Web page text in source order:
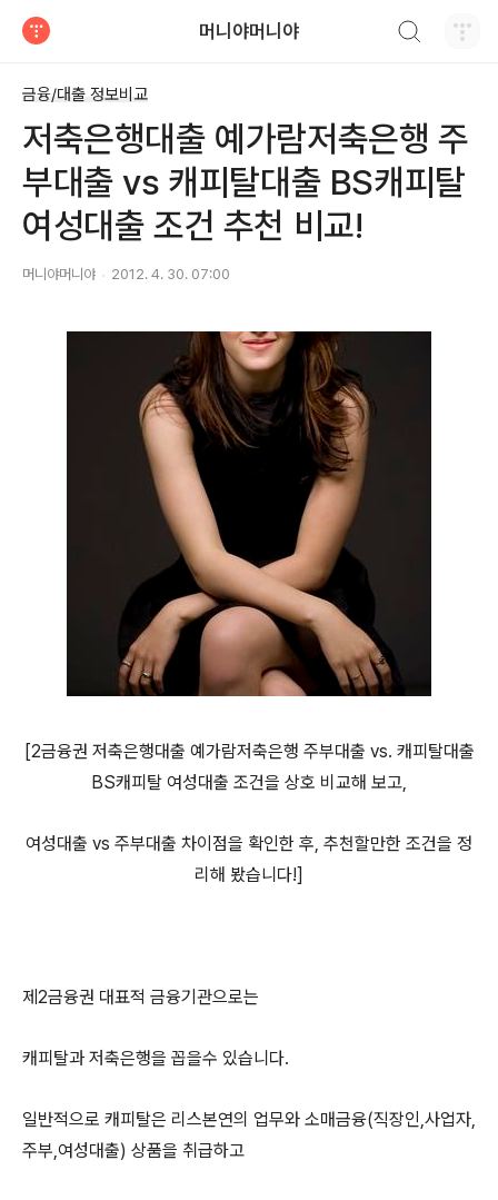
머니야머니야
금융/대출 정보비교
저축은행대출 예가람저축은행 주
부대출 vs 캐피탈대출 BS캐피탈
여성대출 조건 추천 비교!
머니야머니야 2012. 4. 30. 07:00
[2금융권 저축은행대출 예가람저축은행 주부대출 vs. 캐피탈대출
BS캐피탈 여성대출 조건을 상호 비교해 보고,
여성대출 vs 주부대출 차이점을 확인한 후, 추천할만한 조건을 정
리해 봤습니다!]
제2금융권 대표적 금융기관으로는
캐피탈과 저축은행을 꼽을수 있습니다.
일반적으로 캐피탈은 리스본연의 업무와 소매금융(직장인,사업자,
주부,여성대출) 상품을 취급하고